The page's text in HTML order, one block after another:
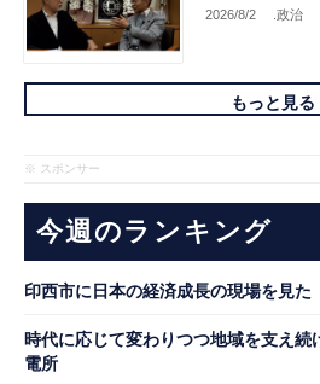
2026/8/2 .政治
もっと見る
※ スポンサー
今週のランキング
印西市に日本の経済成長の現場を見た
時代に応じて変わりつつ地域を支え続
電所